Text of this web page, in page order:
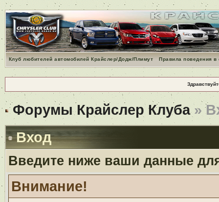
Клуб любителей автомобилей Крайслер/Додж/Плимут Правила поведения
Форумы Крайслер Клуба»
Вход
Введите ниже ваши данные
Внимание!